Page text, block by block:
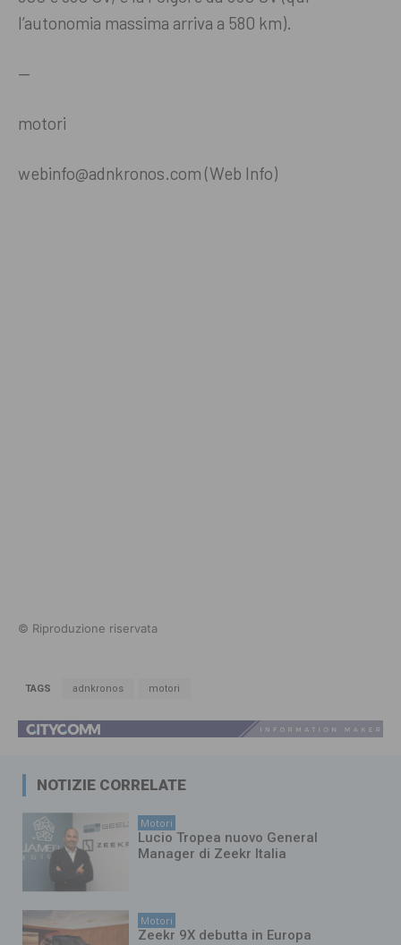
l’autonomia massima arriva a 580 km).
—
motori
webinfo@adnkronos.com (Web Info)
© Riproduzione riservata
TAGS adnkronos motori
NOTIZIE CORRELATE
Motori
Lucio Tropea nuovo General
Manager di Zeekr Italia
Motori
Zeekr 9X debutta in Europa